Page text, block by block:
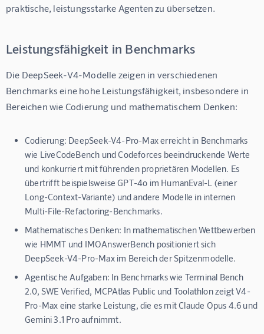
praktische, leistungsstarke Agenten zu übersetzen.
Leistungsfähigkeit in Benchmarks
Die DeepSeek-V4-Modelle zeigen in verschiedenen
Benchmarks eine hohe Leistungsfähigkeit, insbesondere in
Bereichen wie Codierung und mathematischem Denken:
Codierung: DeepSeek-V4-Pro-Max erreicht in Benchmarks
wie LiveCodeBench und Codeforces beeindruckende Werte
und konkurriert mit führenden proprietären Modellen. Es
übertrifft beispielsweise GPT-4o im HumanEval-L (einer
Long-Context-Variante) und andere Modelle in internen
Multi-File-Refactoring-Benchmarks.
Mathematisches Denken: In mathematischen Wettbewerben
wie HMMT und IMOAnswerBench positioniert sich
DeepSeek-V4-Pro-Max im Bereich der Spitzenmodelle.
Agentische Aufgaben: In Benchmarks wie Terminal Bench
2.0, SWE Verified, MCPAtlas Public und Toolathlon zeigt V4-
Pro-Max eine starke Leistung, die es mit Claude Opus 4.6 und
Gemini 3.1 Pro aufnimmt.